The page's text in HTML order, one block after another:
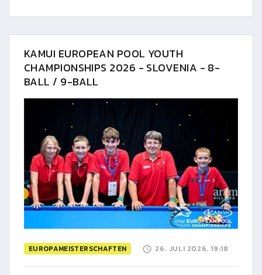
KAMUI EUROPEAN POOL YOUTH
CHAMPIONSHIPS 2026 - SLOVENIA - 8-
BALL / 9-BALL
EUROPAMEISTERSCHAFTEN 26. JULI 2026, 19:18